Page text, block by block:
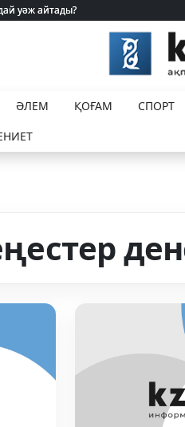
уәж айтады?
уәж айтады?
ӘЛЕМ ҚОҒАМ СПОРТ